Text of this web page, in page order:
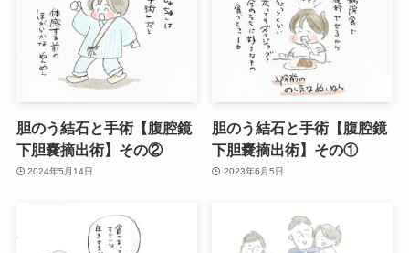
胆のう結石と手術【腹腔鏡
下胆嚢摘出術】その②
2024年5月14日
胆のう結石と手術【腹腔鏡
下胆嚢摘出術】その①
2023年6月5日